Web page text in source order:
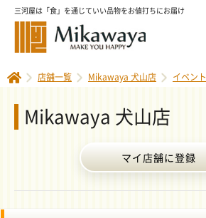
三河屋は「食」を通じていい品物をお値打ちにお届け
店舗一覧 Mikawaya 犬山店 イベント
Mikawaya 犬山店
マイ店舗に登録